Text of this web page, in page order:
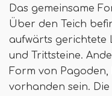
Das gemeinsame
Über den Teich
aufwärts gerichtete
und Trittsteine.
Form von
vorhanden sein.